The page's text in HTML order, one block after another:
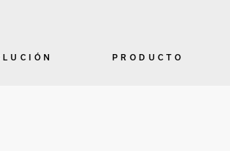
PRODUCTO